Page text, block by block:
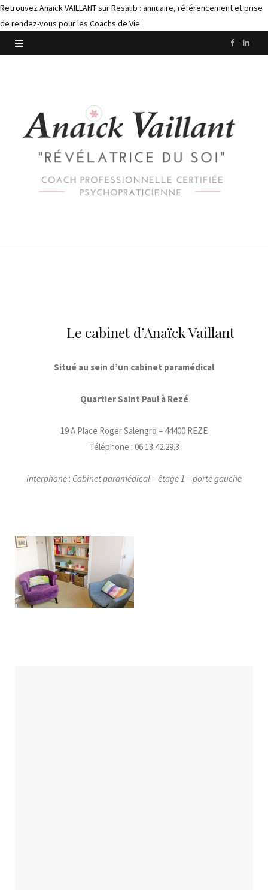
Retrouvez Anaïck VAILLANT sur Resalib : annuaire, référencement et prise
de rendez-vous pour les Coachs de Vie
F L
Le cabinet d’Anaïck Vaillant
Situé au sein d’un cabinet paramédical
Quartier Saint Paul à Rezé
19 A Place Roger Salengro – 44400 REZE
Téléphone : 06.13.42.29.3
Interphone : Cabinet paramédical – étage 1 – porte gauche